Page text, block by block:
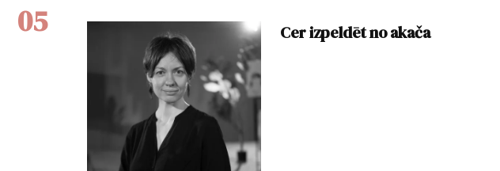
05 Cer izpeldēt no akača